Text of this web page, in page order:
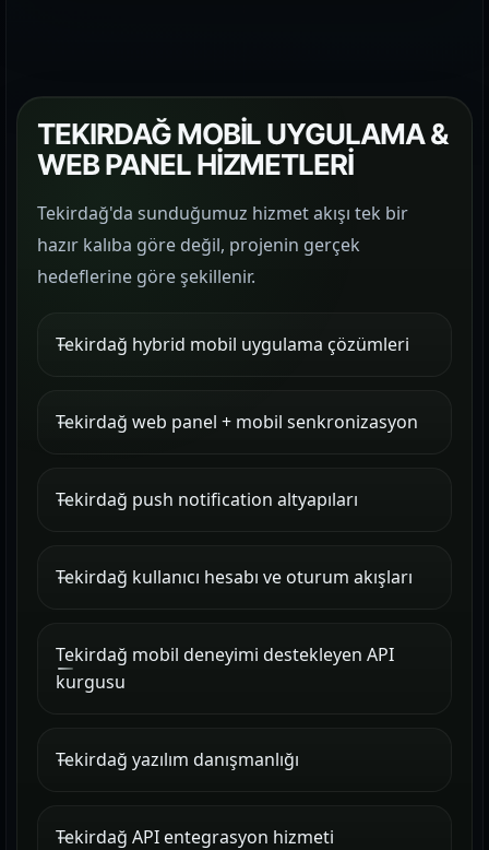
TEKIRDAĞ MOBİL UYGULAMA &
WEB PANEL HİZMETLERİ
Tekirdağ'da sunduğumuz hizmet akışı tek bir
hazır kalıba göre değil, projenin gerçek
hedeflerine göre şekillenir.
Tekirdağ hybrid mobil uygulama çözümleri
Tekirdağ web panel + mobil senkronizasyon
Tekirdağ push notification altyapıları
Tekirdağ kullanıcı hesabı ve oturum akışları
Tekirdağ mobil deneyimi destekleyen API
kurgusu
Tekirdağ yazılım danışmanlığı
Tekirdağ API entegrasyon hizmeti